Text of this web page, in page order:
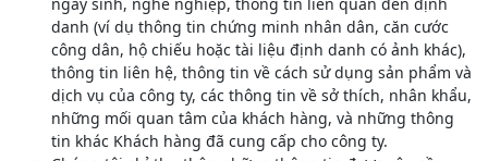
danh (ví dụ thông tin chứng minh nhân dân, căn cước
công dân, hộ chiếu hoặc tài liệu định danh có ảnh khác),
thông tin liên hệ, thông tin về cách sử dụng sản phẩm và
dịch vụ của công ty, các thông tin về sở thích, nhân khẩu,
những mối quan tâm của khách hàng, và những thông
tin khác Khách hàng đã cung cấp cho công ty.